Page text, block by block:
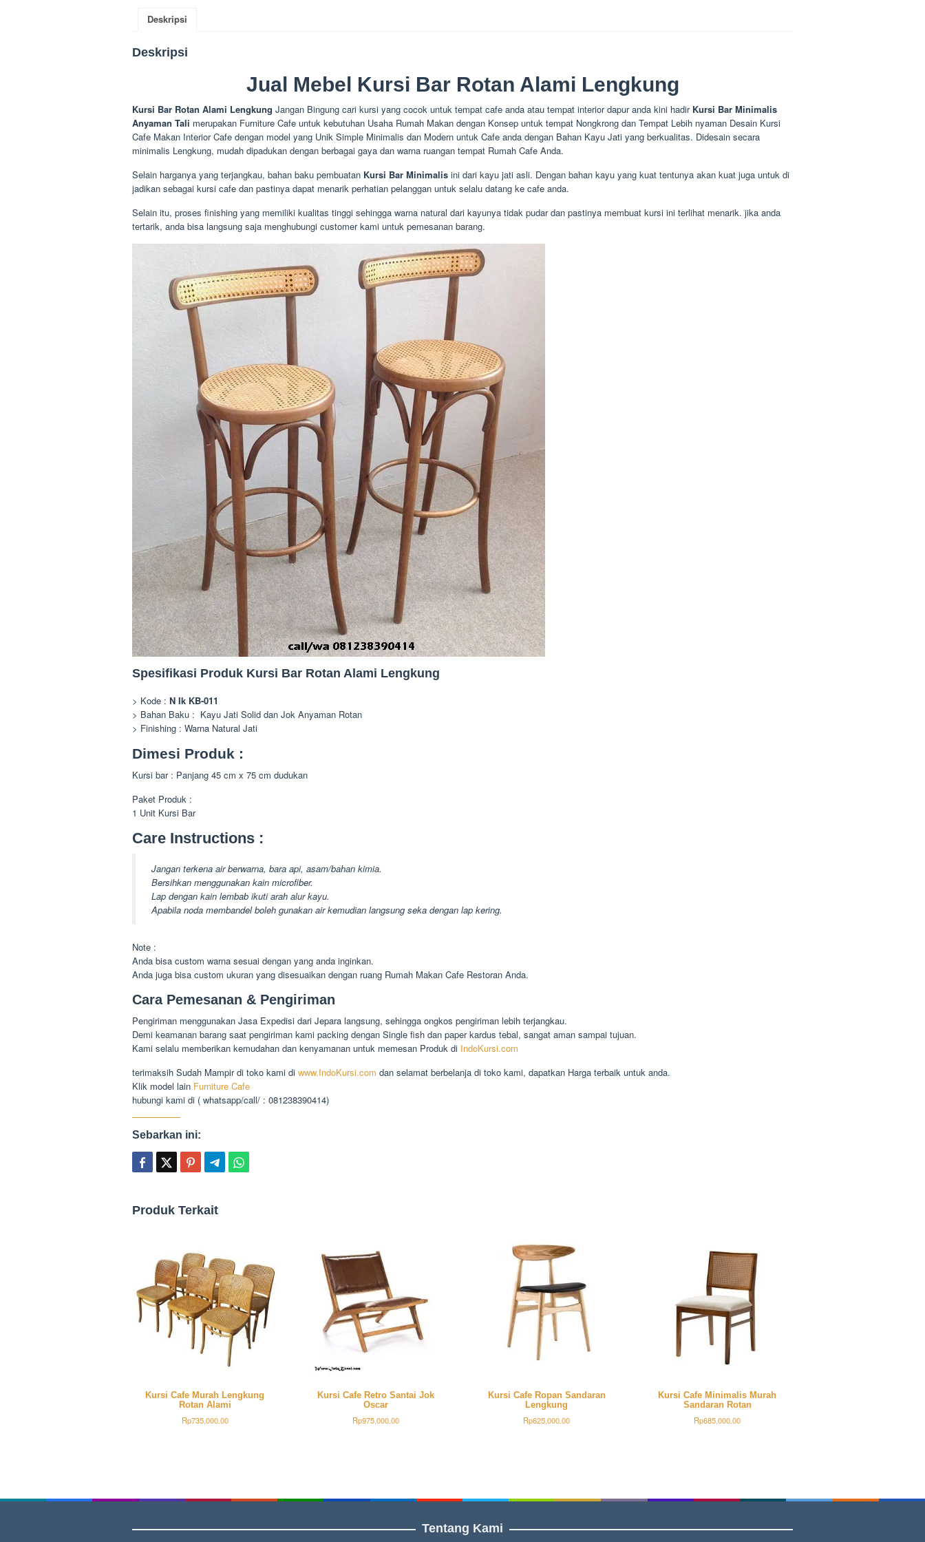
Deskripsi
Deskripsi
Jual Mebel Kursi Bar Rotan Alami Lengkung
Kursi Bar Rotan Alami Lengkung Jangan Bingung cari kursi yang cocok untuk tempat cafe anda atau tempat interior dapur anda kini hadirKursi Bar Minimalis
Anyaman Tali merupakan Furniture Cafe untuk kebutuhan Usaha Rumah Makan dengan Konsep untuk tempat Nongkrong dan Tempat Lebih nyaman Desain Kursi
Cafe Makan Interior Cafe dengan model yang Unik Simple Minimalis dan Modern untuk Cafe anda dengan Bahan Kayu Jati yang berkualitas. Didesain secara
minimalis Lengkung, mudah dipadukan dengan berbagai gaya dan warna ruangan tempat Rumah Cafe Anda.
Selain harganya yang terjangkau, bahan baku pembuatan Kursi Bar Minimalis ini dari kayu jati asli. Dengan bahan kayu yang kuat tentunya akan kuat juga untuk di
jadikan sebagai kursi cafe dan pastinya dapat menarik perhatian pelanggan untuk selalu datang ke cafe anda.
Selain itu, proses finishing yang memiliki kualitas tinggi sehingga warna natural dari kayunya tidak pudar dan pastinya membuat kursi ini terlihat menarik. jika anda
tertarik, anda bisa langsung saja menghubungi customer kami untuk pemesanan barang.
Spesifikasi Produk Kursi Bar Rotan Alami Lengkung
> Kode : N Ik KB-011
> Bahan Baku : Kayu Jati Solid dan Jok Anyaman Rotan
> Finishing : Warna Natural Jati
Dimesi Produk :
Kursi bar : Panjang 45 cm x 75 cm dudukan
Paket Produk :
1 Unit Kursi Bar
Care Instructions :
Jangan terkena air berwarna, bara api, asam/bahan kimia.
Bersihkan menggunakan kain microfiber.
Lap dengan kain lembab ikuti arah alur kayu.
Apabila noda membandel boleh gunakan air kemudian langsung seka dengan lap kering.
Note :
Anda bisa custom warna sesuai dengan yang anda inginkan.
Anda juga bisa custom ukuran yang disesuaikan dengan ruang Rumah Makan Cafe Restoran Anda.
Cara Pemesanan & Pengiriman
Pengiriman menggunakan Jasa Expedisi dari Jepara langsung, sehingga ongkos pengiriman lebih terjangkau.
Demi keamanan barang saat pengiriman kami packing dengan Single fish dan paper kardus tebal, sangat aman sampai tujuan.
Kami selalu memberikan kemudahan dan kenyamanan untuk memesan Produk di IndoKursi.com
terimaksih Sudah Mampir di toko kami di www.IndoKursi.com dan selamat berbelanja di toko kami, dapatkan Harga terbaik untuk anda.
Klik model lain Furniture Cafe
hubungi kami di ( whatsapp/call/ : 081238390414)
Sebarkan ini:
Produk Terkait
Kursi Cafe Murah Lengkung
Rotan Alami
Rp735,000.00
Kursi Cafe Retro Santai Jok
Oscar
Rp975,000.00
Kursi Cafe Ropan Sandaran
Lengkung
Rp625,000.00
Kursi Cafe Minimalis Murah
Sandaran Rotan
Rp685,000.00
Tentang Kami